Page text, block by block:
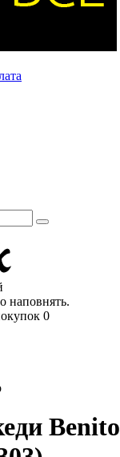
наповнять.
0
Benito